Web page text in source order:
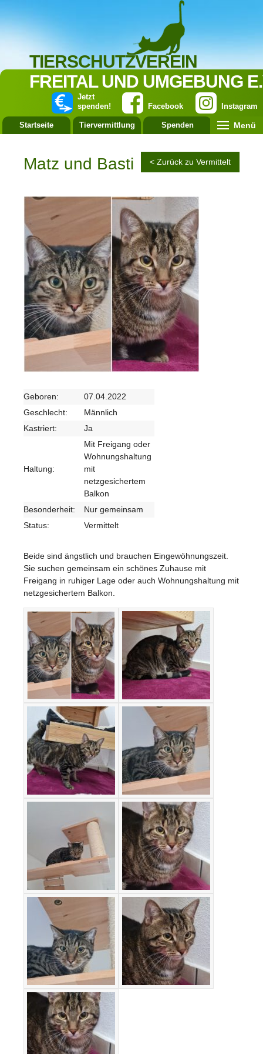
TIERSCHUTZVEREIN
FREITAL UND UMGEBUNG
Instagram
Facebook
Jetzt
spenden!
Startseite Tiervermittlung Spenden Menü
Matz und Basti < Zurück zu Vermittelt
Geboren:
07.04.2022
Geschlecht:
Männlich
Kastriert:
Ja
Haltung:
Mit Freigang oder
Wohnungshaltung
mit
netzgesichertem
Balkon
Besonderheit:
Nur gemeinsam
Status:
Vermittelt
Beide sind ängstlich und brauchen Eingewöhnungszeit.
Sie suchen gemeinsam ein schönes Zuhause mit
Freigang in ruhiger Lage oder auch Wohnungshaltung mit
netzgesichertem Balkon.